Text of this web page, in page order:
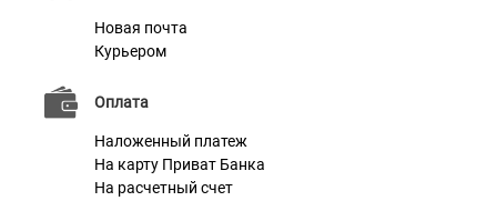
Новая почта
Курьером
Оплата
Наложенный платеж
На карту Приват Банка
На расчетный счет
Характеристики
Материал